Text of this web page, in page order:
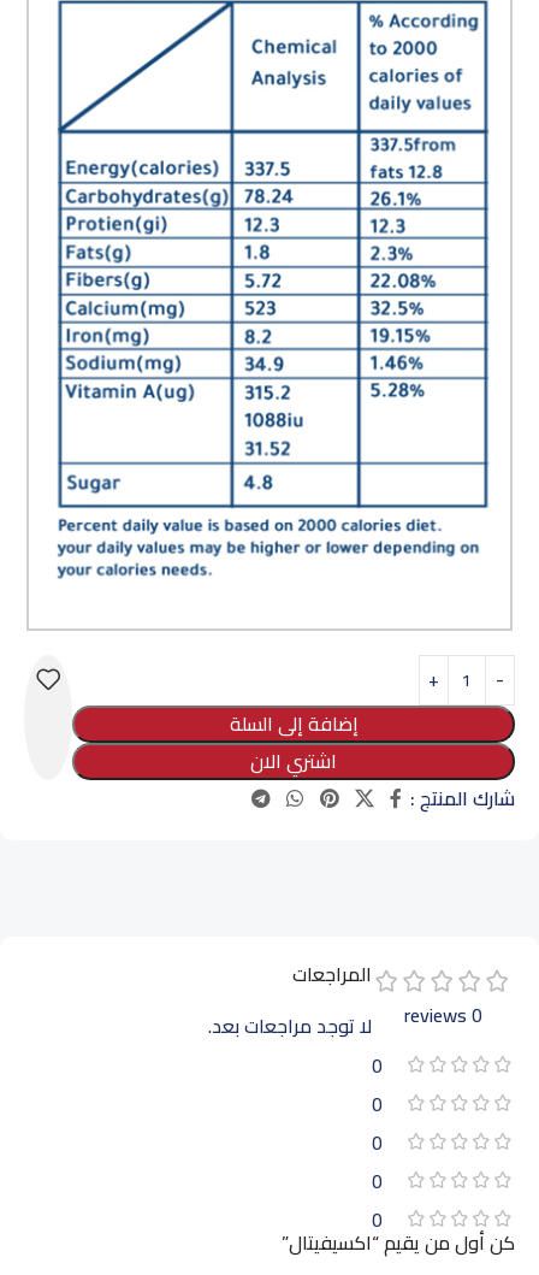
إضافة إلى السلة
اشتري الان
شارك المنتج :
0 reviews
0
0
0
0
0
المراجعات
لا توجد مراجعات بعد.
كن أول من يقيم “اكسيفيتال”